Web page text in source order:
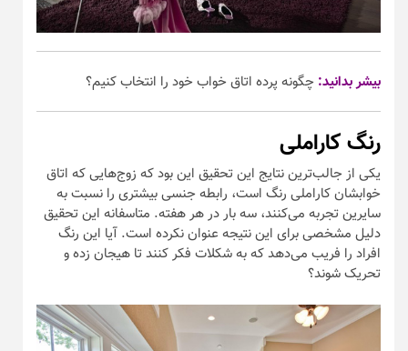
بیشر بدانید: چگونه پرده اتاق خواب خود را انتخاب کنیم؟
رنگ کاراملی
یکی از جالب‌ترین نتایج این تحقیق این بود که زوج‌هایی که اتاق
خوابشان کاراملی رنگ است، رابطه جنسی بیشتری را نسبت به
سایرین تجربه می‌کنند، سه بار در هر هفته. متاسفانه این تحقیق
دلیل مشخصی برای این نتیجه عنوان نکرده است. آیا این رنگ
افراد را فریب می‌دهد که به شکلات فکر کنند تا هیجان زده و
تحریک شوند؟